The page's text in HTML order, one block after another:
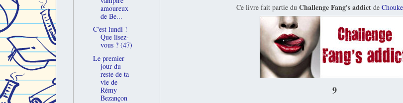
Ce livre fait partie du Challenge Fang's addict de
9
amoureux
de Be...
C'est lundi !
Que lisez-
vous ? (47)
Le premier
jour du
reste de ta
vie de
Rémy
Bezançon